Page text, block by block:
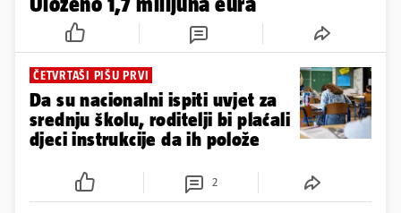
ČETVRTAŠI PIŠU PRVI
Da su nacionalni ispiti uvjet za
srednju školu, roditelji bi plaćali
djeci instrukcije da ih polože
2